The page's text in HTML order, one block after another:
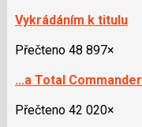
Vykrádáním k titulu
Přečteno 48 897×
...a Total
Přečteno 42 020×